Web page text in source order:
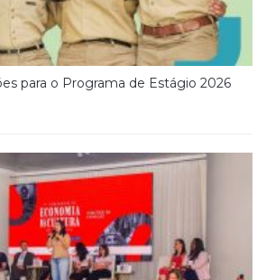
para o Programa de Estágio 2026